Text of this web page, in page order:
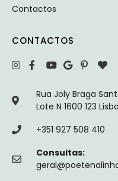
Contactos
CONTACTOS
Rua Joly Braga
Lote N 1600 123
+351 927 508 410
Consultas: